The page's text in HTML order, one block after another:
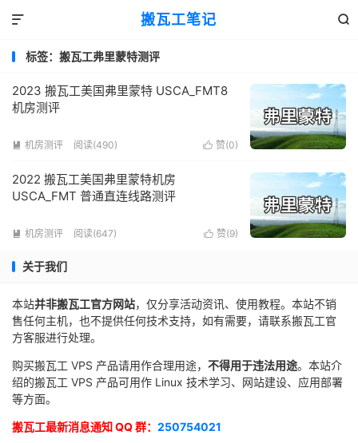
搬瓦工笔记 

标签：搬瓦工弗里蒙特测评
2023 搬瓦工美国弗里蒙特 USCA_FMT8
机房测评
 机房测评 阅读(490)  赞(0)
2022 搬瓦工美国弗里蒙特机房
USCA_FMT 普通直连线路测评
 机房测评 阅读(647)  赞(9)
关于我们
本站并非搬瓦工官方网站，仅分享活动资讯、使用教程。本站不销
售任何主机，也不提供任何技术支持，如有需要，请联系搬瓦工官
方客服进行处理。
购买搬瓦工 VPS 产品请用作合理用途， 不得用于违法用途。本站介
绍的搬瓦工 VPS 产品可用作 Linux 技术学习、网站建设、应用部署
等方面。
搬瓦工最新消息通知 QQ 群： 250754021